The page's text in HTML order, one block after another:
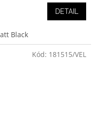
DETAIL
Black
Kód: 181515/VEL